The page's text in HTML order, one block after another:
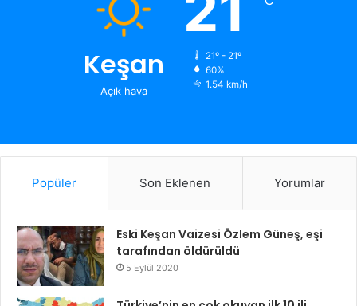
Keşan
Açık hava
21º - 21º
60%
1.54 km/h
Popüler Son Eklenen Yorumlar
Eski Keşan Vaizesi Özlem Güneş, eşi
tarafından öldürüldü
5 Eylül 2020